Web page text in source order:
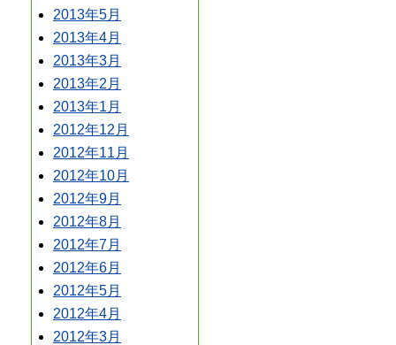
2013年5月
2013年4月
2013年3月
2013年2月
2013年1月
2012年12月
2012年11月
2012年10月
2012年9月
2012年8月
2012年7月
2012年6月
2012年5月
2012年4月
2012年3月